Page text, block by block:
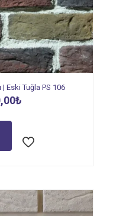
Eski Tuğla PS 106
₺Şu